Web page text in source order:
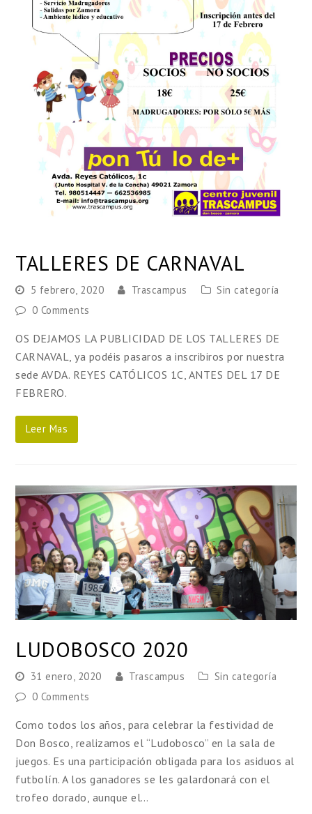
TALLERES DE CARNAVAL
5 febrero, 2020 Trascampus
Sin categoría
0 Comments
OS DEJAMOS LA PUBLICIDAD DE LOS TALLERES DE
CARNAVAL, ya podéis pasaros a inscribiros por nuestra
sede AVDA. REYES CATÓLICOS 1C, ANTES DEL 17 DE
FEBRERO.
Leer Mas
LUDOBOSCO 2020
31 enero, 2020 Trascampus
Sin categoría
0 Comments
Como todos los años, para celebrar la festividad de
Don Bosco, realizamos el “Ludobosco” en la sala de
juegos. Es una participación obligada para los asiduos al
futbolín. A los ganadores se les galardonará con el
trofeo dorado, aunque el…